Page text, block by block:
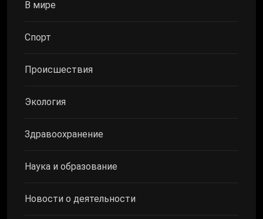
В мире
Спорт
Происшествия
Экология
Здравоохранение
Наука и образование
Новости о деятельности